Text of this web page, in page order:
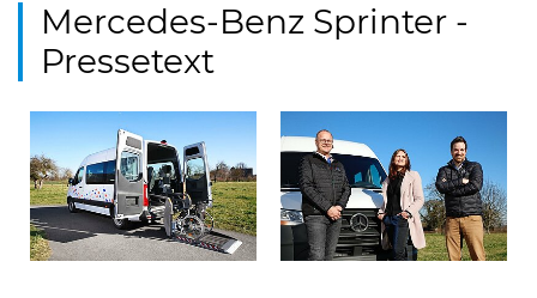
Mercedes-Benz Sprinter -
Pressetext